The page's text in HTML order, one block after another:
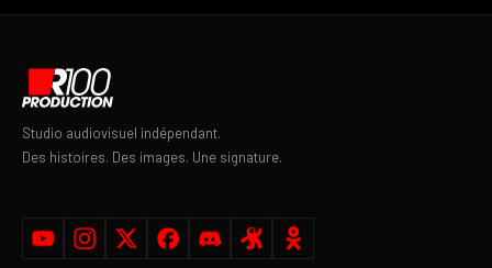
Studio audiovisuel indépendant.
Des histoires. Des images. Une signature.